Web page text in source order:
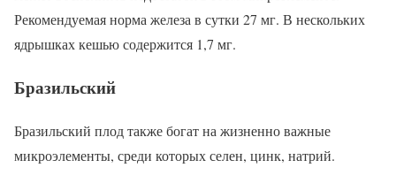
Рекомендуемая норма железа в сутки 27 мг. В нескольких
ядрышках кешью содержится 1,7 мг.
Бразильский
Бразильский плод также богат на жизненно важные
микроэлементы, среди которых селен, цинк, натрий.